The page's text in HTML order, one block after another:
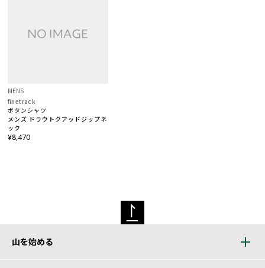
MENS
finetrack
ボタンシャツ
メンズ ドラウトクアッドジップネ
ック
¥8,470
山を始める